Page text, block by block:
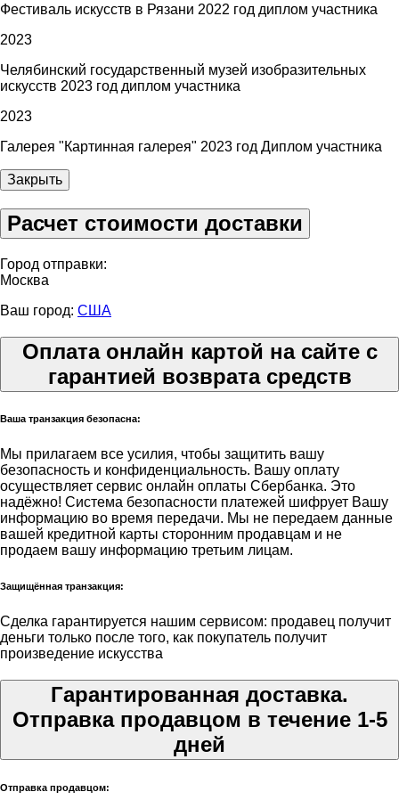
Фестиваль искусств в Рязани 2022 год диплом участника
2023
Челябинский государственный музей изобразительных
искусств 2023 год диплом участника
2023
Галерея "Картинная галерея" 2023 год Диплом участника
Закрыть
Расчет стоимости доставки
Город отправки:
Москва
Ваш город: США
Оплата онлайн картой на сайте с
гарантией возврата средств
Ваша транзакция безопасна:
Мы прилагаем все усилия, чтобы защитить вашу
безопасность и конфиденциальность. Вашу оплату
осуществляет сервис онлайн оплаты Сбербанка. Это
надёжно! Система безопасности платежей шифрует Вашу
информацию во время передачи. Мы не передаем данные
вашей кредитной карты сторонним продавцам и не
продаем вашу информацию третьим лицам.
Защищённая транзакция:
Сделка гарантируется нашим сервисом: продавец получит
деньги только после того, как покупатель получит
произведение искусства
Гарантированная доставка.
Отправка продавцом в течение 1-5
дней
Отправка продавцом: